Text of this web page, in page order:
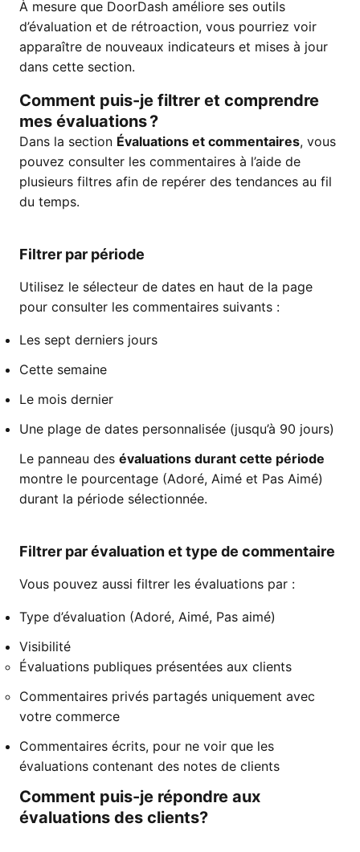
À mesure que DoorDash améliore ses outils
d’évaluation et de rétroaction, vous pourriez voir
apparaître de nouveaux indicateurs et mises à jour
dans cette section.
Comment puis-je filtrer et comprendre
mes évaluations ?
Dans la section Évaluations et commentaires, vous
pouvez consulter les commentaires à l’aide de
plusieurs filtres afin de repérer des tendances au fil
du temps.
Filtrer par période
Utilisez le sélecteur de dates en haut de la page
pour consulter les commentaires suivants :
Les sept derniers jours
Cette semaine
Le mois dernier
Une plage de dates personnalisée (jusqu’à 90 jours)
Le panneau des évaluations durant cette période
montre le pourcentage (Adoré, Aimé et Pas Aimé)
durant la période sélectionnée.
Filtrer par évaluation et type de commentaire
Vous pouvez aussi filtrer les évaluations par :
Type d’évaluation (Adoré, Aimé, Pas aimé)
Visibilité
Évaluations publiques présentées aux clients
Commentaires privés partagés uniquement avec
votre commerce
Commentaires écrits, pour ne voir que les
évaluations contenant des notes de clients
Comment puis-je répondre aux
évaluations des clients?